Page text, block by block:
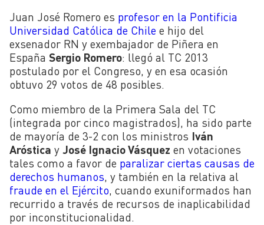
Juan José Romero es profesor en la Pontificia
Universidad Católica de Chile e hijo del
exsenador RN y exembajador de Piñera en
España Sergio Romero: llegó al TC 2013
postulado por el Congreso, y en esa ocasión
obtuvo 29 votos de 48 posibles.
Como miembro de la Primera Sala del TC
(integrada por cinco magistrados), ha sido parte
de mayoría de 3-2 con los ministros Iván
Aróstica y José Ignacio Vásquez en votaciones
tales como a favor de paralizar ciertas causas de
derechos humanos, y también en la relativa al
fraude en el Ejército, cuando exuniformados han
recurrido a través de recursos de inaplicabilidad
por inconstitucionalidad.